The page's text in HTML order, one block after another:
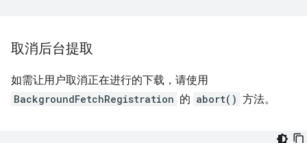
取消后台提取
如需让用户取消正在进行的下载，请使用
BackgroundFetchRegistration 的 abort() 方法。